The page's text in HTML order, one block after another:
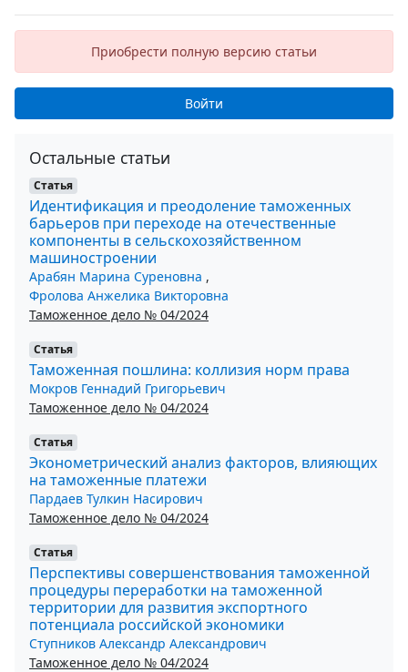
Приобрести полную версию статьи
Войти
Остальные статьи
Статья
Идентификация и преодоление таможенных
барьеров при переходе на отечественные
компоненты в сельскохозяйственном
машиностроении
Арабян Марина Суреновна ,
Фролова Анжелика Викторовна
Таможенное дело № 04/2024
Статья
Таможенная пошлина: коллизия норм права
Мокров Геннадий Григорьевич
Таможенное дело № 04/2024
Статья
Эконометрический анализ факторов, влияющих
на таможенные платежи
Пардаев Тулкин Насирович
Таможенное дело № 04/2024
Статья
Перспективы совершенствования таможенной
процедуры переработки на таможенной
территории для развития экспортного
потенциала российской экономики
Ступников Александр Александрович
Таможенное дело № 04/2024